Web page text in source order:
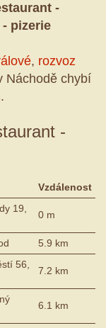
-
pizerie
, rozvoz
Náchodě chybí
.
-
Vzdálenost
19,
0 m
5.9 km
56,
7.2 km
6.1 km